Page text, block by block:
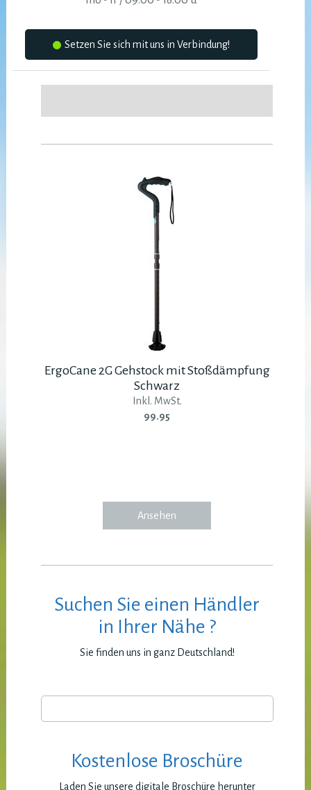
Setzen Sie sich mit uns in Verbindung!
ErgoCane 2G Gehstock mit Stoßdämpfung
Schwarz
Inkl. MwSt.
99.95
Ansehen
Suchen Sie einen Händler
in Ihrer Nähe ?
Sie finden uns in ganz Deutschland!
Kostenlose Broschüre
Laden Sie unsere digitale Broschüre herunter